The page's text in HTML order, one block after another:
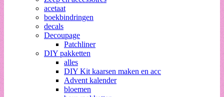
acetaat
boekbindringen
decals
Decoupage
Patchliner
DIY pakketten
alles
DIY Kit kaarsen maken en acc
Advent kalender
bloemen